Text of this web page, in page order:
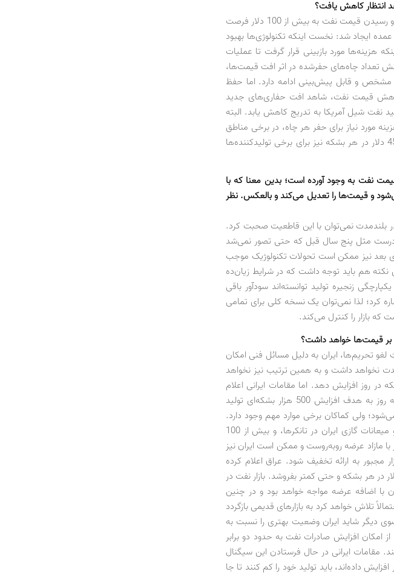
انتظار کاهش یافت؟
نفت شیل با قیمت نفت 80 تا 85 دلار اقتصادی می‌شد و رسیدن قیمت نفت به بیش از 100 دلار فرصت
عمده ایجاد شد: نخست اینکه تکنولوژی‌ها بهبود
هزینه‌ها مورد بازبینی قرار گرفت تا عملیات
تعداد چاه‌های حفرشده در اثر افت قیمت‌ها،
مشخص و قابل پیش‌بینی ادامه دارد. اما حفظ
قیمت نفت، شاهد افت حفاری‌های جدید
نفت شیل آمریکا به تدریج کاهش یابد. البته
مورد نیاز برای حفر هر چاه، در برخی مناطق
مثل داکوتا شمالی تولید از منابع شیل در قیمت نفت 45 دلار در هر بشکه نیز برای برخی تولیدکننده‌ها
نفت به وجود آورده است؛ بدین معنا که با
و قیمت‌ها را تعدیل می‌کند و بالعکس. نظر
نمی‌توان با این قاطعیت صحبت کرد.
مثل پنج سال قبل که حتی تصور نمی‌شد
بعد نیز ممکن است تحولات تکنولوژیک موجب
هم باید توجه داشت که در شرایط زیان‌ده
زنجیره تولید توانسته‌اند سودآور باقی
کرد؛ لذا نمی‌توان یک نسخه کلی برای تمامی
بازار را کنترل می‌کند.
بر قیمت‌ها خواهد داشت؟
لغو تحریم‌ها، ایران به دلیل مسائل فنی امکان
کوتاه‌مدت نخواهد داشت و به همین ترتیب نیز نخواهد
روز افزایش دهد. اما مقامات ایرانی اعلام
کردند که توانسته‌اند به صورت آزمایشی، ظرف مدت سه روز به هدف افزایش 500 هزار بشکه‌ای تولید
ولی کماکان برخی موارد مهم وجود دارد.
مثلاً با وجود ذخایر بیش از 30 میلیون بشکه‌ای نفت و میعانات گازی ایران در تانکرها، و بیش از 100
مازاد عرضه روبه‌روست و ممکن است ایران نیز
مجبور به ارائه تخفیف شود. عراق اعلام کرده
نفت را با تخفیفی قابل‌توجه، به قیمت 30 دلار در هر بشکه و حتی کمتر بفروشد. بازار نفت در
با اضافه عرضه مواجه خواهد بود و در چنین
تلاش خواهد کرد به بازارهای قدیمی بازگردد
دیگر شاید ایران وضعیت بهتری را نسبت به
امکان افزایش صادرات نفت به حدود دو برابر
مقامات ایرانی در حال فرستادن این سیگنال
داده‌اند، باید تولید خود را کم کنند تا جا